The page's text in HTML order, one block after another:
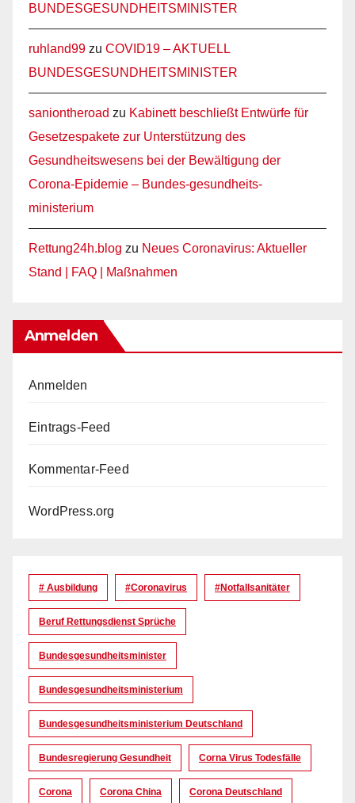
BUNDESGESUNDHEITSMINISTER
ruhland99 zu COVID19 – AKTUELL
BUNDESGESUNDHEITSMINISTER
saniontheroad zu Kabinett beschließt Entwürfe für
Gesetzespakete zur Unterstützung des
Gesundheitswesens bei der Bewältigung der
Corona-Epidemie – Bundes-gesundheits-
ministerium
Rettung24h.blog zu Neues Coronavirus: Aktueller
Stand | FAQ | Maßnahmen
Anmelden
Anmelden
Eintrags-Feed
Kommentar-Feed
WordPress.org
# Ausbildung #coronavirus #Notfallsanitäter
Beruf Rettungsdienst Sprüche
Bundesgesundheitsminister
Bundesgesundheitsministerium
Bundesgesundheitsministerium Deutschland
Bundesregierung Gesundheit Corna Virus Todesfälle
Corona Corona China Corona Deutschland